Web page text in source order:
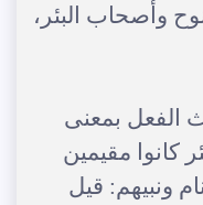
وأصحاب البئر،
الفعل بمعنى
مقيمين
ونبيهم: قيل